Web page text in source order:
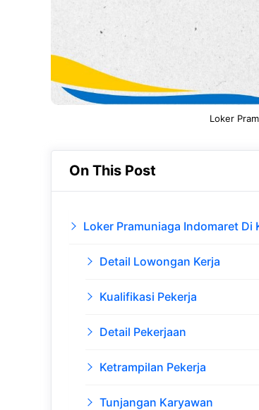
Loker
On This Post
Loker Pramuniaga Indomaret
Detail Lowongan Kerja
Kualifikasi Pekerja
Detail Pekerjaan
Ketrampilan Pekerja
Tunjangan Karyawan